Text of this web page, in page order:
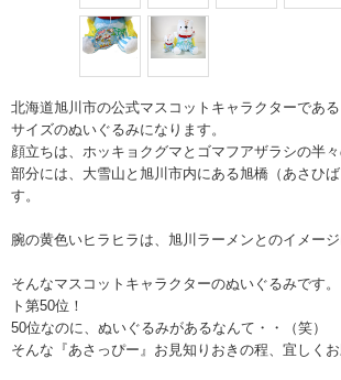
北海道旭川市の公式マスコットキャラクターであ
サイズのぬいぐるみになります。
顔立ちは、ホッキョクグマとゴマフアザラシの半
部分には、大雪山と旭川市内にある旭橋（あさひ
す。
腕の黄色いヒラヒラは、旭川ラーメンとのイメージ
そんなマスコットキャラクターのぬいぐるみです
ト第50位！
50位なのに、ぬいぐるみがあるなんて・・（笑）
そんな『あさっぴー』お見知りおきの程、宜しくお